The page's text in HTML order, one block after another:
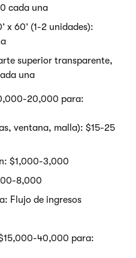
cada una
x 60’ (1-2 unidades):
superior transparente,
una
20,000 para:
ventana, malla): $15-25
$1,000-3,000
8,000
Flujo de ingresos
40,000 para: